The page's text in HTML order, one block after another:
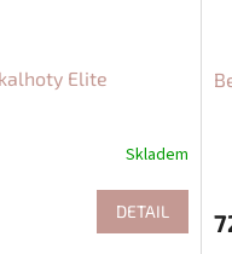
Elite
Skladem
DETAIL